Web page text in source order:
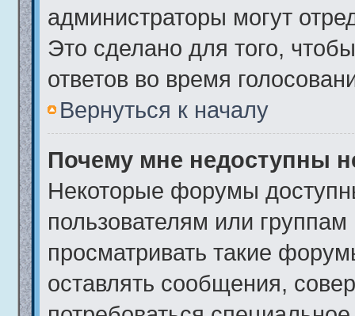
администраторы могут
Это сделано для того,
ответов во время
Вернуться к началу
Почему мне недоступны
Некоторые форумы
пользователям или
просматривать такие
оставлять сообщения,